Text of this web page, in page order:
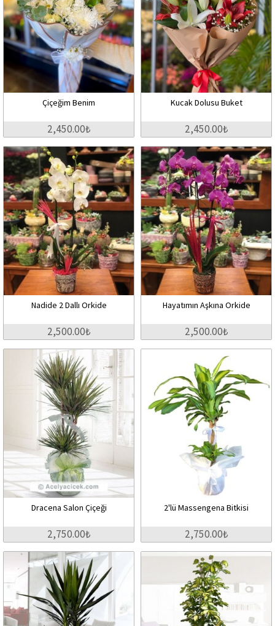
Çiçeğim Benim
2,450.00₺
Kucak Dolusu Buket
2,450.00₺
Nadide 2 Dallı Orkide
2,500.00₺
Hayatımın Aşkına Orkide
2,500.00₺
Dracena Salon Çiçeği
2,750.00₺
2'lü Massengena Bitkisi
2,750.00₺